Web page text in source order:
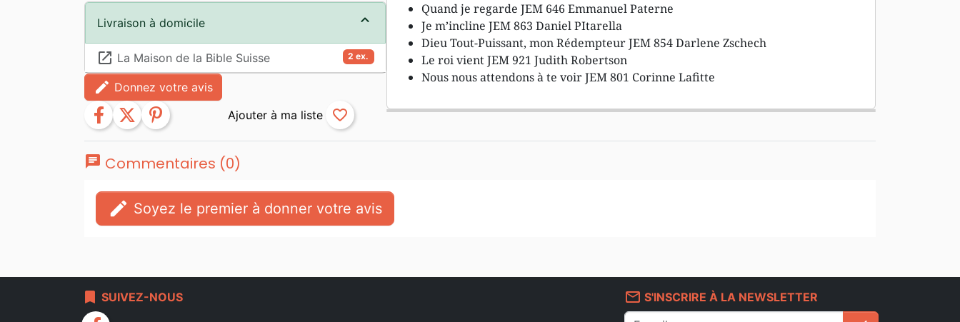
Quand je regarde JEM 646 Emmanuel Paterne
Je m’incline JEM 863 Daniel PItarella
Dieu Tout-Puissant, mon Rédempteur JEM 854 Darlene Zschech
Le roi vient JEM 921 Judith Robertson
Nous nous attendons à te voir JEM 801 Corinne Lafitte
Livraison à domicile
2 ex.
launch La Maison de la Bible Suisse
edit Donnez votre avis
facebook twitter pinterest favorite_border
chat Commentaires (0)
edit Soyez le premier à donner votre avis
bookmark SUIVEZ-NOUS mail_outline S'INSCRIRE À LA NEWSLETTER